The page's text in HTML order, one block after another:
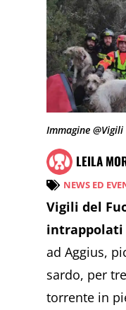
Immagine
LEILA
NEWS ED
Vigili del
ad Aggius,
sardo, per
torrente in